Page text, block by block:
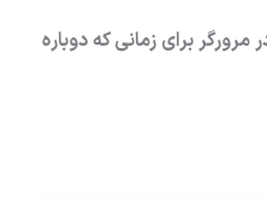
برای زمانی که دوباره